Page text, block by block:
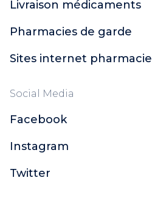
Livraison médicaments
Pharmacies de garde
Sites internet pharmacie
Social Media
Facebook
Instagram
Twitter